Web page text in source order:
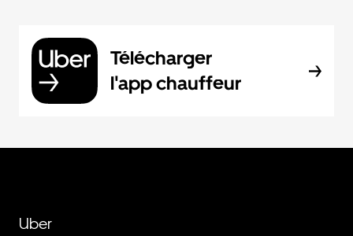
Télécharger
l'app chauffeur
Uber